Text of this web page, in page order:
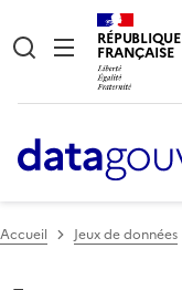
RÉPUBLIQUE
FRANÇAISE
Accueil Jeux de données